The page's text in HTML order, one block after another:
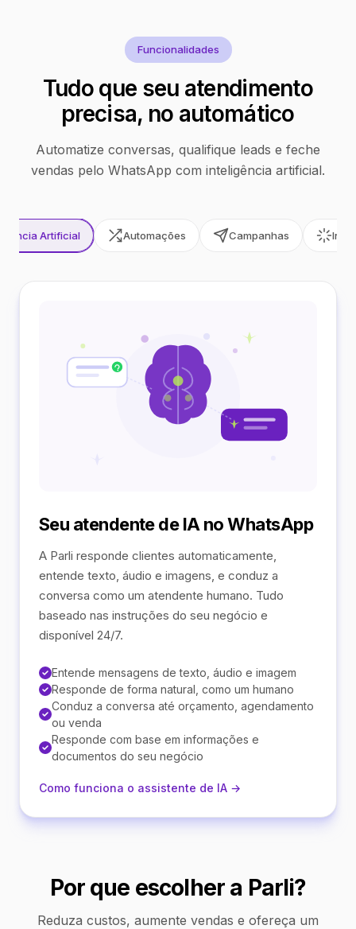
Funcionalidades
Tudo que seu atendimento
precisa, no automático
Automatize conversas, qualifique leads e feche
vendas pelo WhatsApp com inteligência artificial.
Artificial Automações Campanhas
Seu atendente de IA no WhatsApp
A Parli responde clientes automaticamente,
entende texto, áudio e imagens, e conduz a
conversa como um atendente humano. Tudo
baseado nas instruções do seu negócio e
disponível 24/7.
Entende mensagens de texto, áudio e imagem
Responde de forma natural, como um humano
Conduz a conversa até orçamento, agendamento
ou venda
Responde com base em informações e
documentos do seu negócio
Como funciona o assistente de IA →
Por que escolher a Parli?
Reduza custos, aumente vendas e ofereça um